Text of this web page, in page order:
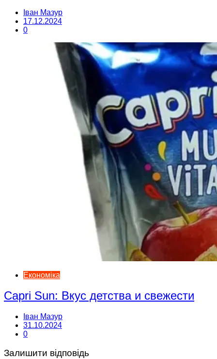
Іван Мазур
17.12.2024
0
Економіка
Capri Sun: Вкус детства и свежести
Іван Мазур
31.10.2024
0
Залишити відповідь